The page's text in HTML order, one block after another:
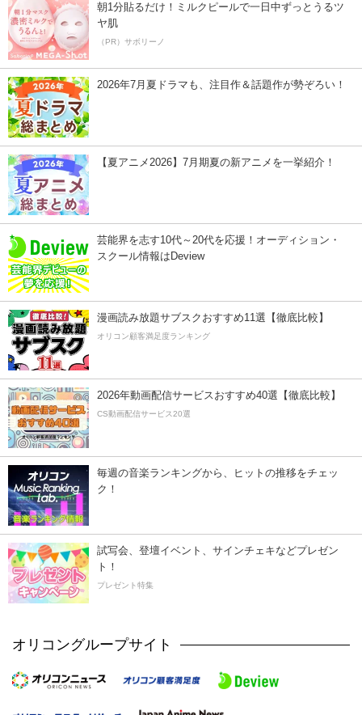
朝1分貼るだけ！ミルクピールで一日中ずっとうるツ
ヤ肌
（PR）サボリーノ
2026年7月夏ドラマも、注目作＆話題作が勢ぞろい！
【夏アニメ2026】7月期夏の新アニメを一挙紹介！
芸能界を志す10代～20代を応援！オーディション・
スクール情報はDeview
漫画読み放題サブスクおすすめ11選【徹底比較】
オリコン顧客満足度ランキング
2026年動画配信サービスおすすめ40選【徹底比較】
CS動画配信サービス20選
毎週の音楽ランキングから、ヒットの推移をチェッ
ク！
試写会、登壇イベント、サインチェキなどプレゼン
ト！
プレゼント特集
オリコングループサイト